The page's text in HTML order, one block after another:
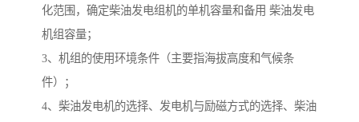
化范围，确定柴油发电组机的单机容量和备用 柴油发电
机组容量；
3、机组的使用环境条件（主要指海拔高度和气候条
件）；
4、柴油发电机的选择、发电机与励磁方式的选择、柴油